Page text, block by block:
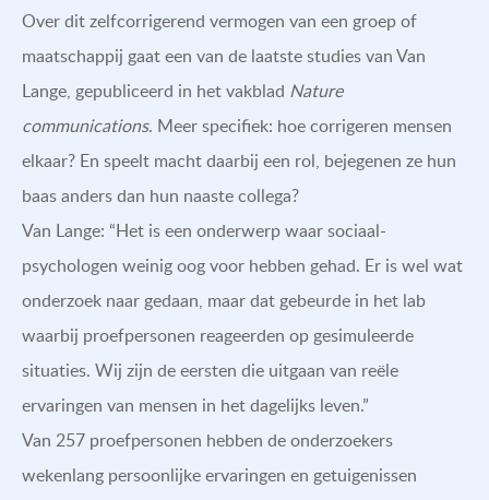
Over dit zelfcorrigerend vermogen van een groep of
maatschappij gaat een van de laatste studies van Van
Lange, gepubliceerd in het vakblad Nature
communications. Meer specifiek: hoe corrigeren mensen
elkaar? En speelt macht daarbij een rol, bejegenen ze hun
baas anders dan hun naaste collega?
Van Lange: “Het is een onderwerp waar sociaal-
psychologen weinig oog voor hebben gehad. Er is wel wat
onderzoek naar gedaan, maar dat gebeurde in het lab
waarbij proefpersonen reageerden op gesimuleerde
situaties. Wij zijn de eersten die uitgaan van reële
ervaringen van mensen in het dagelijks leven.”
Van 257 proefpersonen hebben de onderzoekers
wekenlang persoonlijke ervaringen en getuigenissen